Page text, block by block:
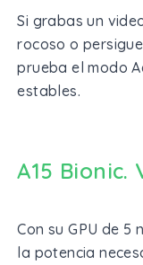
Si grabas un
rocoso o
prueba el modo
estables.
A15
Con su GPU de
la potencia